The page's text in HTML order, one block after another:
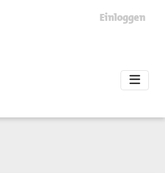
Einloggen